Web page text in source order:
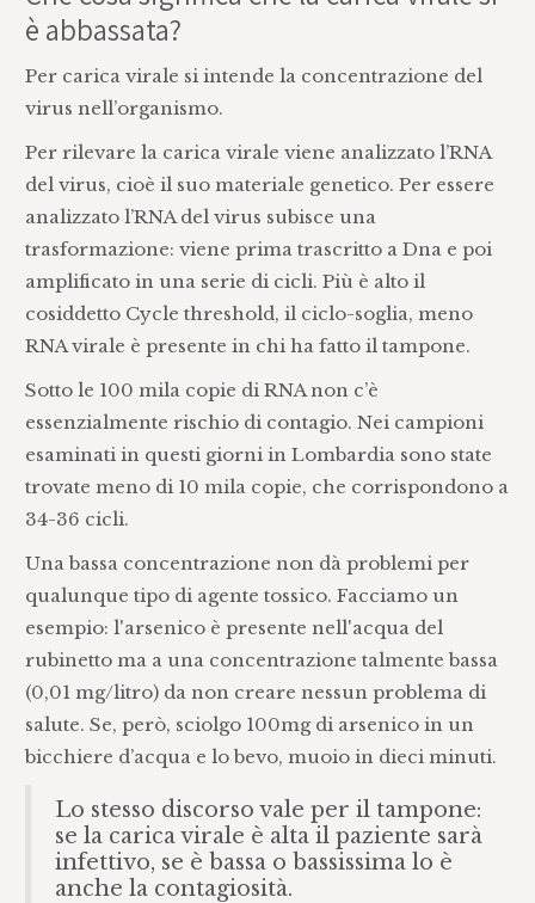
è abbassata?
Per carica virale si intende la concentrazione del
virus nell’organismo.
Per rilevare la carica virale viene analizzato l’RNA
del virus, cioè il suo materiale genetico. Per essere
analizzato l’RNA del virus subisce una
trasformazione: viene prima trascritto a Dna e poi
amplificato in una serie di cicli. Più è alto il
cosiddetto Cycle threshold, il ciclo-soglia, meno
RNA virale è presente in chi ha fatto il tampone.
Sotto le 100 mila copie di RNA non c’è
essenzialmente rischio di contagio. Nei campioni
esaminati in questi giorni in Lombardia sono state
trovate meno di 10 mila copie, che corrispondono a
34-36 cicli.
Una bassa concentrazione non dà problemi per
qualunque tipo di agente tossico. Facciamo un
esempio: l'arsenico è presente nell'acqua del
rubinetto ma a una concentrazione talmente bassa
(0,01 mg/litro) da non creare nessun problema di
salute. Se, però, sciolgo 100mg di arsenico in un
bicchiere d’acqua e lo bevo, muoio in dieci minuti.
Lo stesso discorso vale per il tampone:
se la carica virale è alta il paziente sarà
infettivo, se è bassa o bassissima lo è
anche la contagiosità.